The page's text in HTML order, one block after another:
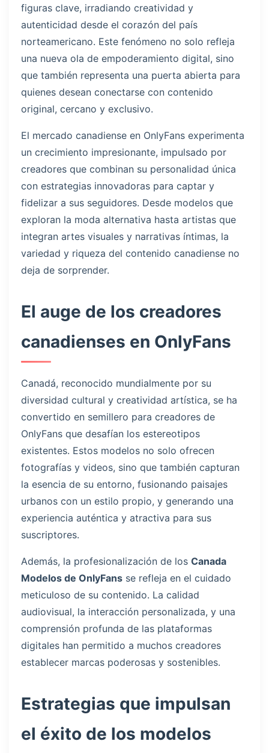
figuras clave, irradiando creatividad y
autenticidad desde el corazón del país
norteamericano. Este fenómeno no solo refleja
una nueva ola de empoderamiento digital, sino
que también representa una puerta abierta para
quienes desean conectarse con contenido
original, cercano y exclusivo.
El mercado canadiense en OnlyFans experimenta
un crecimiento impresionante, impulsado por
creadores que combinan su personalidad única
con estrategias innovadoras para captar y
fidelizar a sus seguidores. Desde modelos que
exploran la moda alternativa hasta artistas que
integran artes visuales y narrativas íntimas, la
variedad y riqueza del contenido canadiense no
deja de sorprender.
El auge de los creadores
canadienses en OnlyFans
Canadá, reconocido mundialmente por su
diversidad cultural y creatividad artística, se ha
convertido en semillero para creadores de
OnlyFans que desafían los estereotipos
existentes. Estos modelos no solo ofrecen
fotografías y videos, sino que también capturan
la esencia de su entorno, fusionando paisajes
urbanos con un estilo propio, y generando una
experiencia auténtica y atractiva para sus
suscriptores.
Además, la profesionalización de los Canada
Modelos de OnlyFans se refleja en el cuidado
meticuloso de su contenido. La calidad
audiovisual, la interacción personalizada, y una
comprensión profunda de las plataformas
digitales han permitido a muchos creadores
establecer marcas poderosas y sostenibles.
Estrategias que impulsan
el éxito de los modelos